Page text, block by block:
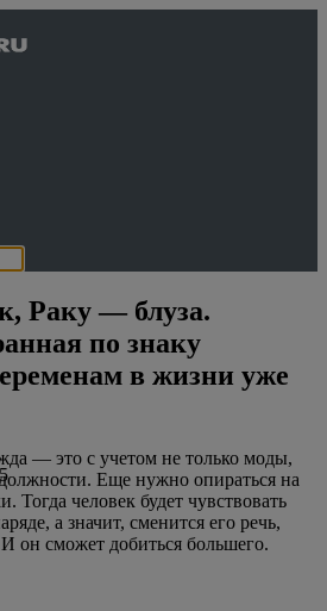
Раку — блуза.
по знаку
в жизни уже
— это с учетом не только моды,
Еще нужно опираться на
Тогда человек будет чувствовать
а значит, сменится его речь,
он сможет добиться большего.